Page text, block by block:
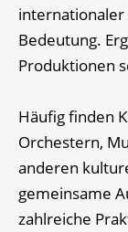
internationaler
Bedeutung.
Produktionen
Häufig finden
Orchestern,
anderen
gemeinsame
zahlreiche